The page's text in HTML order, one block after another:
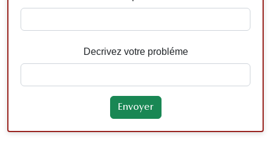
Decrivez votre probléme